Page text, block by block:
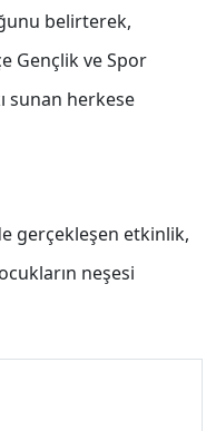
belirterek,
Gençlik ve Spor
sunan herkese
gerçekleşen etkinlik,
neşesi